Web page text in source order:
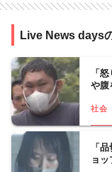
Live News days
「
や腹
社会
「
ョ